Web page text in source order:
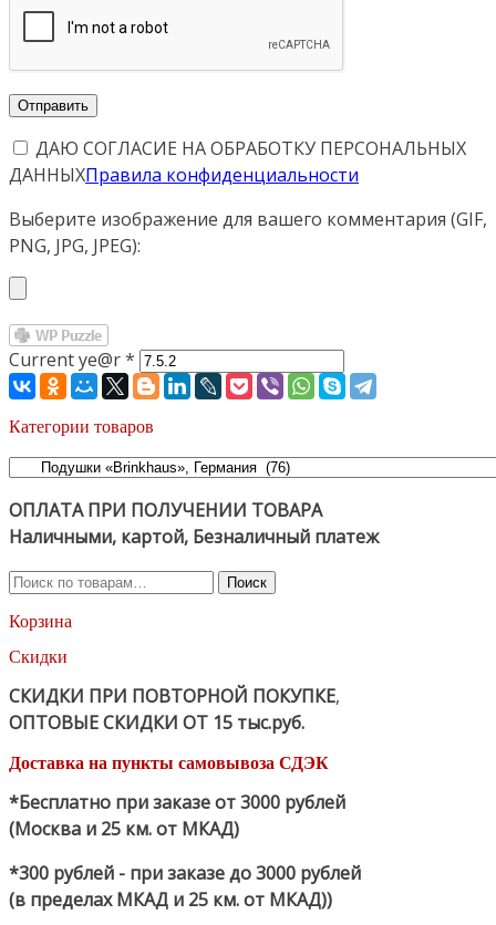
ДАЮ СОГЛАСИЕ НА ОБРАБОТКУ ПЕРСОНАЛЬНЫХ
ДАННЫХПравила конфиденциальности
Выберите изображение для вашего комментария (GIF,
PNG, JPG, JPEG):
Current ye@r*
Категории товаров
ОПЛАТА ПРИ ПОЛУЧЕНИИ ТОВАРА
Наличными, картой, Безналичный платеж
Искать:
Поиск
Корзина
Скидки
СКИДКИ ПРИ ПОВТОРНОЙ ПОКУПКЕ,
ОПТОВЫЕ СКИДКИ ОТ 15 тыс.руб.
Доставка на пункты самовывоза СДЭК
*Бесплатно при заказе от 3000 рублей
(Москва и 25 км. от МКАД)
*300 рублей - при заказе до 3000 рублей
(в пределах МКАД и 25 км. от МКАД))